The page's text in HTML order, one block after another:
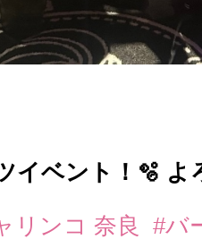
イベント！🫧 よ
リンコ 奈良
#バ